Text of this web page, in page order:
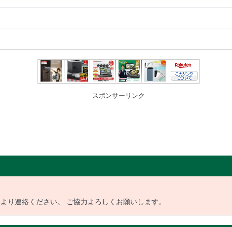
スポンサーリンク
より連絡ください。 ご協力よろしくお願いします。